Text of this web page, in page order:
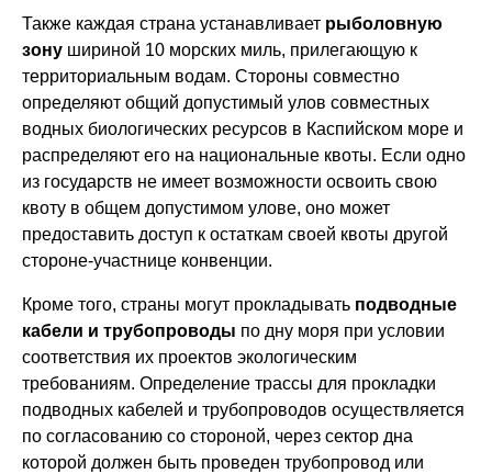
Также каждая страна устанавливает рыболовную
зону шириной 10 морских миль, прилегающую к
территориальным водам. Стороны совместно
определяют общий допустимый улов совместных
водных биологических ресурсов в Каспийском море и
распределяют его на национальные квоты. Если одно
из государств не имеет возможности освоить свою
квоту в общем допустимом улове, оно может
предоставить доступ к остаткам своей квоты другой
стороне-участнице конвенции.
Кроме того, страны могут прокладывать подводные
кабели и трубопроводы по дну моря при условии
соответствия их проектов экологическим
требованиям. Определение трассы для прокладки
подводных кабелей и трубопроводов осуществляется
по согласованию со стороной, через сектор дна
которой должен быть проведен трубопровод или